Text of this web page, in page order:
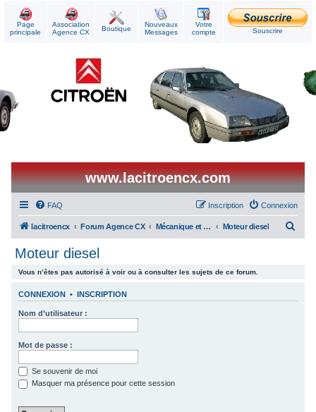
Page
principale
Association
Agence CX
Boutique
Nouveaux
Messages
Votre
compte
Souscrire
www.lacitroencx.com
FAQ Connexion
Inscription
lacitroencx Forum Agence CX Mécanique et Réparations Moteur diesel
Moteur diesel
Vous n’êtes pas autorisé à voir ou à consulter les sujets de ce forum.
CONNEXION • INSCRIPTION
Nom d’utilisateur :
Mot de passe :
Se souvenir de moi
Masquer ma présence pour cette session